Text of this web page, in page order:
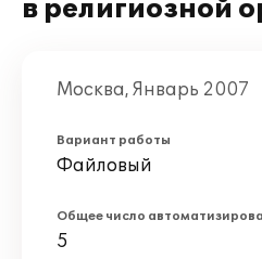
в религиозной
Москва, Январь 2007
Вариант работы
Файловый
Общее число
5